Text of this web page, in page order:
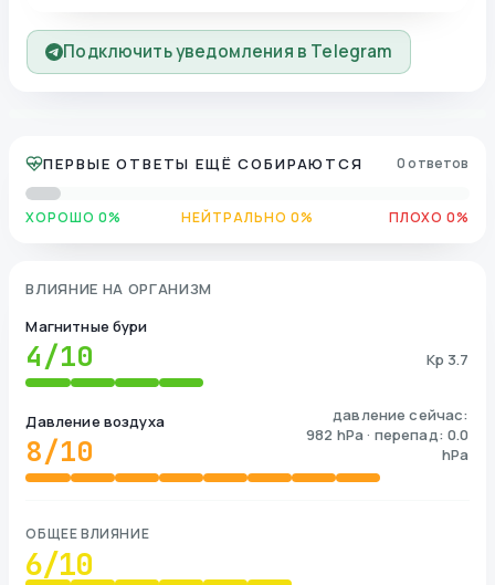
Подключить уведомления в Telegram
ПЕРВЫЕ ОТВЕТЫ ЕЩЁ СОБИРАЮТСЯ 0 ответов
ХОРОШО 0% НЕЙТРАЛЬНО 0% ПЛОХО 0%
ВЛИЯНИЕ НА ОРГАНИЗМ
Магнитные бури
4/10 Kp 3.7
Давление воздуха
8/10
давление сейчас:
982 hPa · перепад: 0.0
hPa
ОБЩЕЕ ВЛИЯНИЕ
6/10